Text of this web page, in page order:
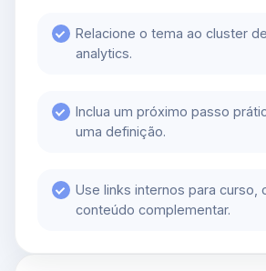
Relacione o tema ao cluster
analytics.
Inclua um próximo passo
uma definição.
Use links internos para curso,
conteúdo complementar.